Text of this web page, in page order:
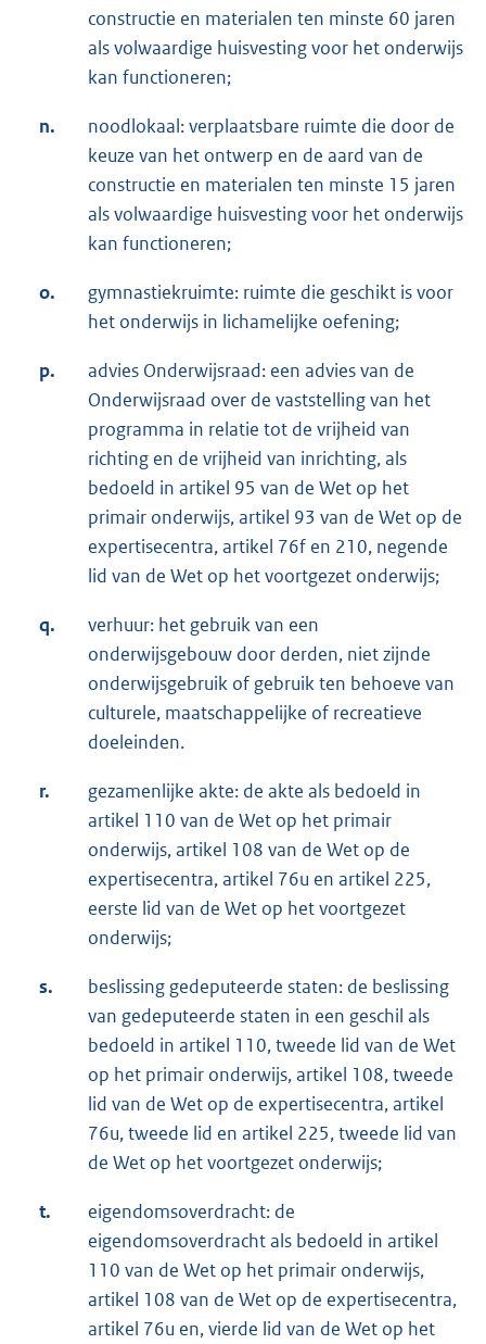
constructie en materialen ten minste 60 jaren
als volwaardige huisvesting voor het onderwijs
kan functioneren;
n.
noodlokaal: verplaatsbare ruimte die door de
keuze van het ontwerp en de aard van de
constructie en materialen ten minste 15 jaren
als volwaardige huisvesting voor het onderwijs
kan functioneren;
o.
gymnastiekruimte: ruimte die geschikt is voor
het onderwijs in lichamelijke oefening;
p.
advies Onderwijsraad: een advies van de
Onderwijsraad over de vaststelling van het
programma in relatie tot de vrijheid van
richting en de vrijheid van inrichting, als
bedoeld in artikel 95 van de Wet op het
primair onderwijs, artikel 93 van de Wet op de
expertisecentra, artikel 76f en 210, negende
lid van de Wet op het voortgezet onderwijs;
q.
verhuur: het gebruik van een
onderwijsgebouw door derden, niet zijnde
onderwijsgebruik of gebruik ten behoeve van
culturele, maatschappelijke of recreatieve
doeleinden.
r.
gezamenlijke akte: de akte als bedoeld in
artikel 110 van de Wet op het primair
onderwijs, artikel 108 van de Wet op de
expertisecentra, artikel 76u en artikel 225,
eerste lid van de Wet op het voortgezet
onderwijs;
s.
beslissing gedeputeerde staten: de beslissing
van gedeputeerde staten in een geschil als
bedoeld in artikel 110, tweede lid van de Wet
op het primair onderwijs, artikel 108, tweede
lid van de Wet op de expertisecentra, artikel
76u, tweede lid en artikel 225, tweede lid van
de Wet op het voortgezet onderwijs;
t.
eigendomsoverdracht: de
eigendomsoverdracht als bedoeld in artikel
110 van de Wet op het primair onderwijs,
artikel 108 van de Wet op de expertisecentra,
artikel 76u en, vierde lid van de Wet op het